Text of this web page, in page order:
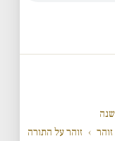
זוהר › זוהר על התורה